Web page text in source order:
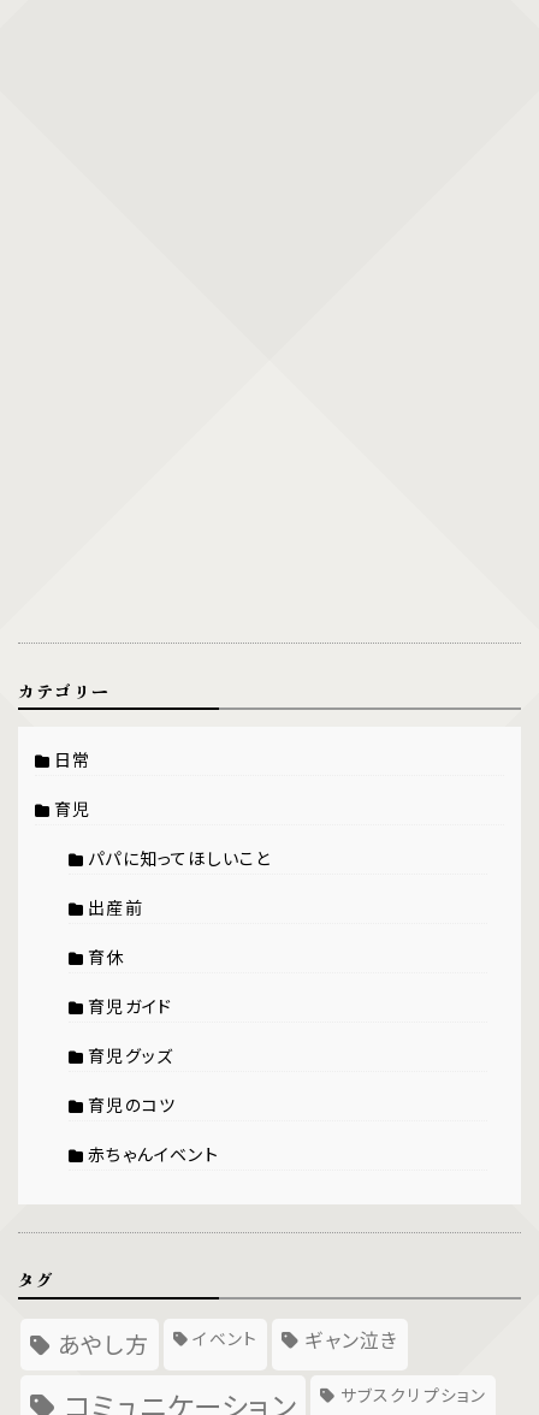
カテゴリー
日常
育児
パパに知ってほしいこと
出産前
育休
育児ガイド
育児グッズ
育児のコツ
赤ちゃんイベント
タグ
あやし方 イベント ギャン泣き
コミュニケーション サブスクリプション